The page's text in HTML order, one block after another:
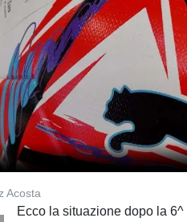
Acosta
Ecco la situazione dopo la